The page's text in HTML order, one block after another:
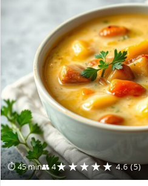
⏱ 45 min👥 4★★★★★ 4.6 (5)